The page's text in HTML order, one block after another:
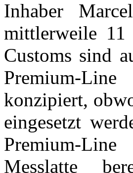
Inhaber
mittlerweile 11
Customs sind
Premium-
konzipiert,
eingesetzt
Premium-
Messlatte